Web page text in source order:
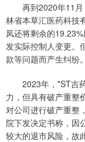
再到2020年11月
林省本草汇医药科技
凤还将剩余的
发实际控制人变更。
款等问题而产生纠纷。
2023年，*ST吉药
力，但具有破产重整
对公司进行破产重整
院下发决定书称，因
较大的退市风险，故